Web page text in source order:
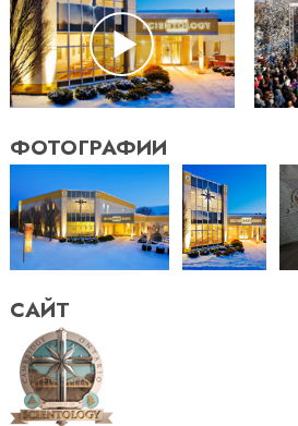
ФОТОГРАФИИ
САЙТ